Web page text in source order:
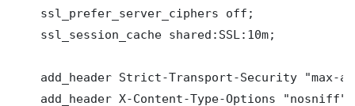
    ssl_prefer_server_ciphers off;
    ssl_session_cache shared:SSL:10m;
add_header Strict-Transport-Security "max-
add_header X-Content-Type-Options "nosniff"